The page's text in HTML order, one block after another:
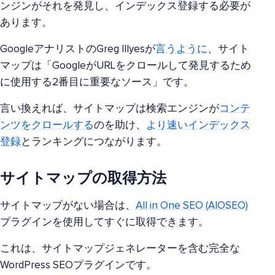
ンジンがそれを発見し、インデックス登録する必要が
あります。
GoogleアナリストのGreg Illyesが言うように、サイト
マップは「GoogleがURLをクロールして発見するため
に使用する2番目に重要なソース」です。
言い換えれば、サイトマップは検索エンジンがコンテ
ンツをクロールするのを助け、
より速いインデックス
登録とランキングにつながります。
サイトマップの取得方法
サイトマップがない場合は、 All in One SEO (AIOSEO)
プラグインを使用してすぐに取得できます。
これは、サイトマップジェネレーターを含む完全な
WordPress SEOプラグインです。